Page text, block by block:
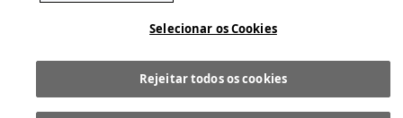
Selecionar os Cookies
Rejeitar todos os cookies